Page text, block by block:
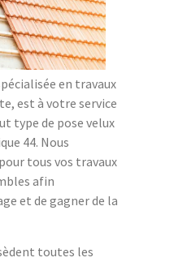
en travaux
est à votre service
type de pose velux
44. Nous
tous vos travaux
afin
et de gagner de la
toutes les